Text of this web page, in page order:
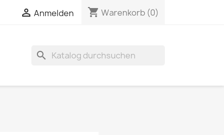
 Anmelden shopping_cart Warenkorb (0)
search